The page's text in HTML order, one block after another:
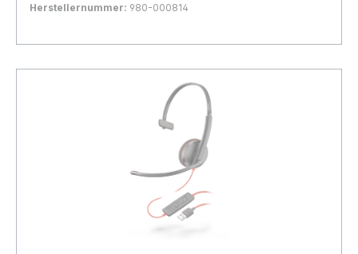
Herstellernummer: 980-000814
In den Warenkorb